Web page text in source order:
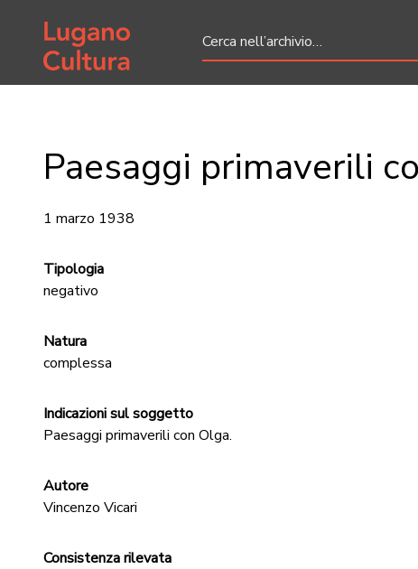
Home page
Paesaggi primaverili
1 marzo 1938
Tipologia
negativo
Natura
complessa
Indicazioni sul soggetto
Paesaggi primaverili con Olga.
Autore
Vincenzo Vicari
Consistenza rilevata